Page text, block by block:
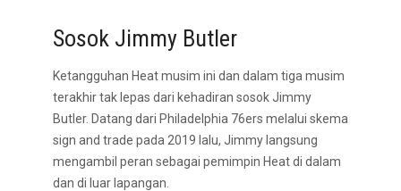
Sosok Jimmy Butler
Ketangguhan Heat musim ini dan dalam tiga musim
terakhir tak lepas dari kehadiran sosok Jimmy
Butler. Datang dari Philadelphia 76ers melalui skema
sign and trade pada 2019 lalu, Jimmy langsung
mengambil peran sebagai pemimpin Heat di dalam
dan di luar lapangan.